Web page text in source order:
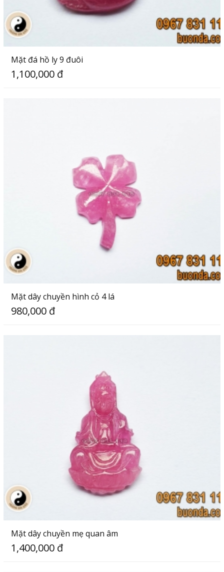
Mặt đá hồ ly 9 đuôi
1,100,000 đ
Mặt dây chuyền hình cỏ 4 lá
980,000 đ
Mặt dây chuyền mẹ quan âm
1,400,000 đ